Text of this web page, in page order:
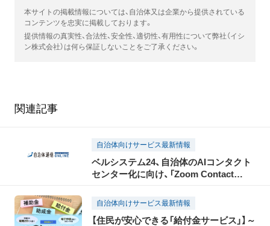
本サイトの掲載情報については、自治体又は企業から提供されている
コンテンツを忠実に掲載しております。
提供情報の真実性、合法性、安全性、適切性、有用性について弊社（イシ
ン株式会社）は何ら保証しないことをご了承ください。
関連記事
自治体向けサービス最新情報
ベルシステム24、自治体のAIコンタクト
センター化に向け、「Zoom Contact
販売を開始
自治体向けサービス最新情報
【住民が安心できる「給付金サービス」】～